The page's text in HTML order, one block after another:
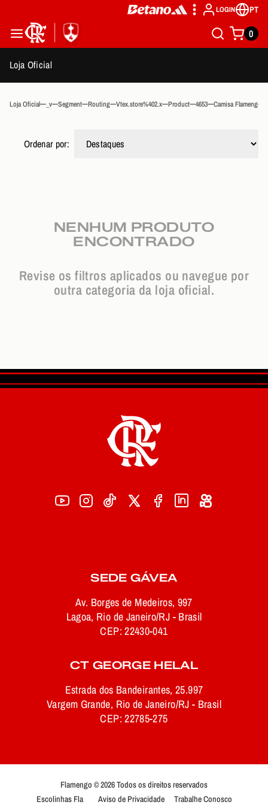
LOGIN PT
0
Loja Oficial
Loja Oficial _v Segment Routing Vtex.store%402.x Product 4653 Camisa Flamengo
Ordenar por:
NENHUM PRODUTO
ENCONTRADO
Revise os filtros aplicados ou navegue por
outra categoria da loja oficial.
SEDE GÁVEA
Av. Borges de Medeiros, 997
Lagoa, Rio de Janeiro/RJ - Brasil
CEP: 22430-041
CT GEORGE HELAL
Estrada dos Bandeirantes, 25.997
Vargem Grande, Rio de Janeiro/RJ - Brasil
CEP: 22785-275
Flamengo © 2026 Todos os direitos reservados
Escolinhas Fla
Aviso de Privacidade Trabalhe Conosco